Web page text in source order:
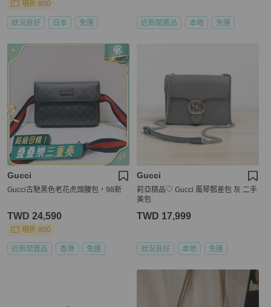
現折 800
狀況良好 日本 免運 近新閒置品 本地 免運
Gucci
Gucci古馳黑色老花虎頭腰包，98新
TWD 24,590
現折 800
近新閒置品 香港 免運
Gucci
莉亞精品♡ Gucci 風琴郵差包 灰 二手
美包
TWD 17,999
狀況良好 本地 免運